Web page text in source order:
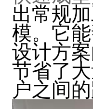
出常规
模。它
设计方
节省了
户之间